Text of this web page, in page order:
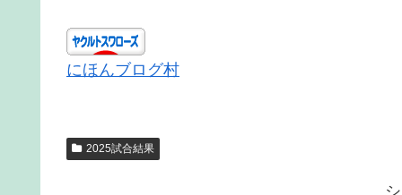
にほんブログ村
2025試合結果